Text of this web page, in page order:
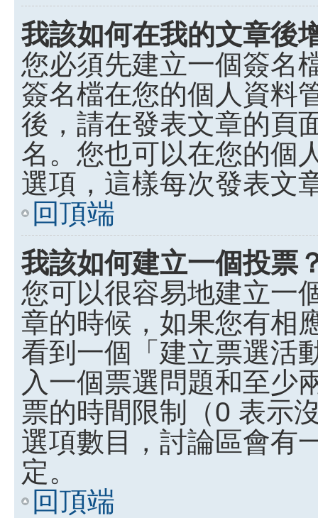
我該如何在我的文章後
您必須先建立一個簽名
簽名檔在您的個人資料
後，請在發表文章的頁
名。您也可以在您的個
選項，這樣每次發表文
回頂端
我該如何建立一個投票
您可以很容易地建立一
章的時候，如果您有相
看到一個「建立票選活
入一個票選問題和至少
票的時間限制（0 表示
選項數目，討論區會有
定。
回頂端